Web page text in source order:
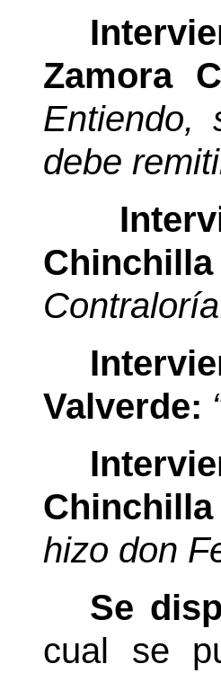
Zamora
Entiendo,
debe
Valverde:
Chinchilla
hizo don
Se
cual se